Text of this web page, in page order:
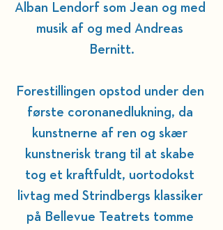
Alban Lendorf som Jean og med
musik af og med Andreas
Bernitt.
Forestillingen opstod under den
første coronanedlukning, da
kunstnerne af ren og skær
kunstnerisk trang til at skabe
tog et kraftfuldt, uortodokst
livtag med Strindbergs klassiker
på Bellevue Teatrets tomme